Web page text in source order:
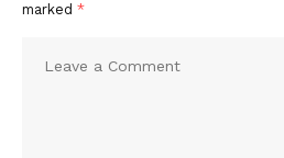
marked *